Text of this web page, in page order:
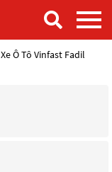
Xe Ô Tô Vinfast Fadil